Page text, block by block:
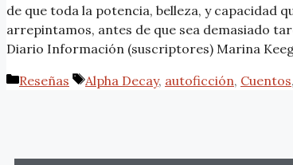
de que toda la potencia, belleza, y capacidad
arrepintamos, antes de que sea demasiado
Diario Información (suscriptores) Marina
Reseñas
Alpha Decay, autoficción, Cuentos,